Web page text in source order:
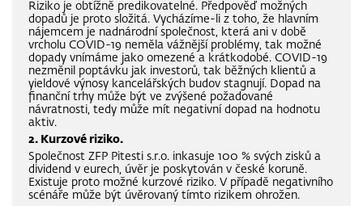
Riziko je obtížně predikovatelné. Předpověď možných
dopadů je proto složitá. Vycházíme-li z toho, že hlavním
nájemcem je nadnárodní společnost, která ani v době
vrcholu COVID-19 neměla vážnější problémy, tak možné
dopady vnímáme jako omezené a krátkodobé. COVID-19
nezměnil poptávku jak investorů, tak běžných klientů a
yieldové výnosy kancelářských budov stagnují. Dopad na
finanční trhy může být ve zvýšené požadované
návratnosti, tedy může mít negativní dopad na hodnotu
aktiv.
2. Kurzové riziko.
Společnost ZFP Pitesti s.r.o. inkasuje 100 % svých zisků a
dividend v eurech, úvěr je poskytován v české koruně.
Existuje proto možné kurzové riziko. V případě negativního
scénáře může být úvěrovaný tímto rizikem ohrožen.